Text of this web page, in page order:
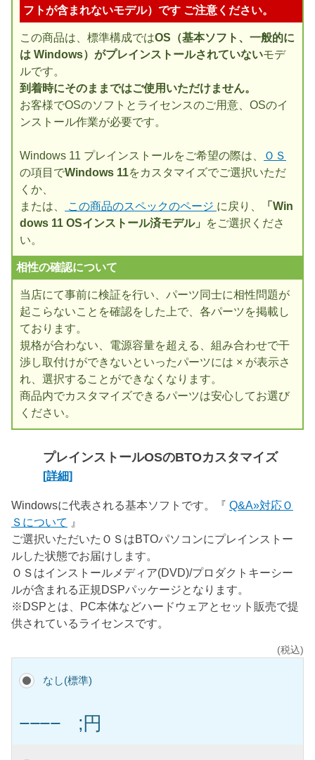
フトが含まれないモデル）です ご注意ください。
この商品は、標準構成ではOS（基本ソフト、一般的に
は Windows）がプレインストールされていないモデ
ルです。
到着時にそのままではご使用いただけません。
お客様でOSのソフトとライセンスのご用意、OSのイ
ンストール作業が必要です。
Windows 11 プレインストールをご希望の際は、
ＯＳ
の項目でWindows 11をカスタマイズでご選択いただ
くか、
または、
この商品のスペックのページ に戻り、
「Win
dows 11 OSインストール済モデル」
をご選択くださ
い。
相性の確認について
当店にて事前に検証を行い、パーツ同士に相性問題が
起こらないことを確認をした上で、各パーツを掲載し
ております。
規格が合わない、電源容量を超える、組み合わせで干
渉し取付けができないといったパーツには × が表示さ
れ、選択することができなくなります。
商品内でカスタマイズできるパーツは安心してお選び
ください。
プレインストールOSのBTOカスタマイズ
[詳細]
Windowsに代表される基本ソフトです。『 Q&A»対応Ｏ
Ｓについて 』
ご選択いただいたＯＳはBTOパソコンにプレインストー
ルした状態でお届けします。
ＯＳはインストールメディア(DVD)/プロダクトキーシー
ルが含まれる正規DSPパッケージとなります。
※DSPとは、PC本体などハードウェアとセット販売で提
供されているライセンスです。
(税込)
なし(標準)
−−−− ;円